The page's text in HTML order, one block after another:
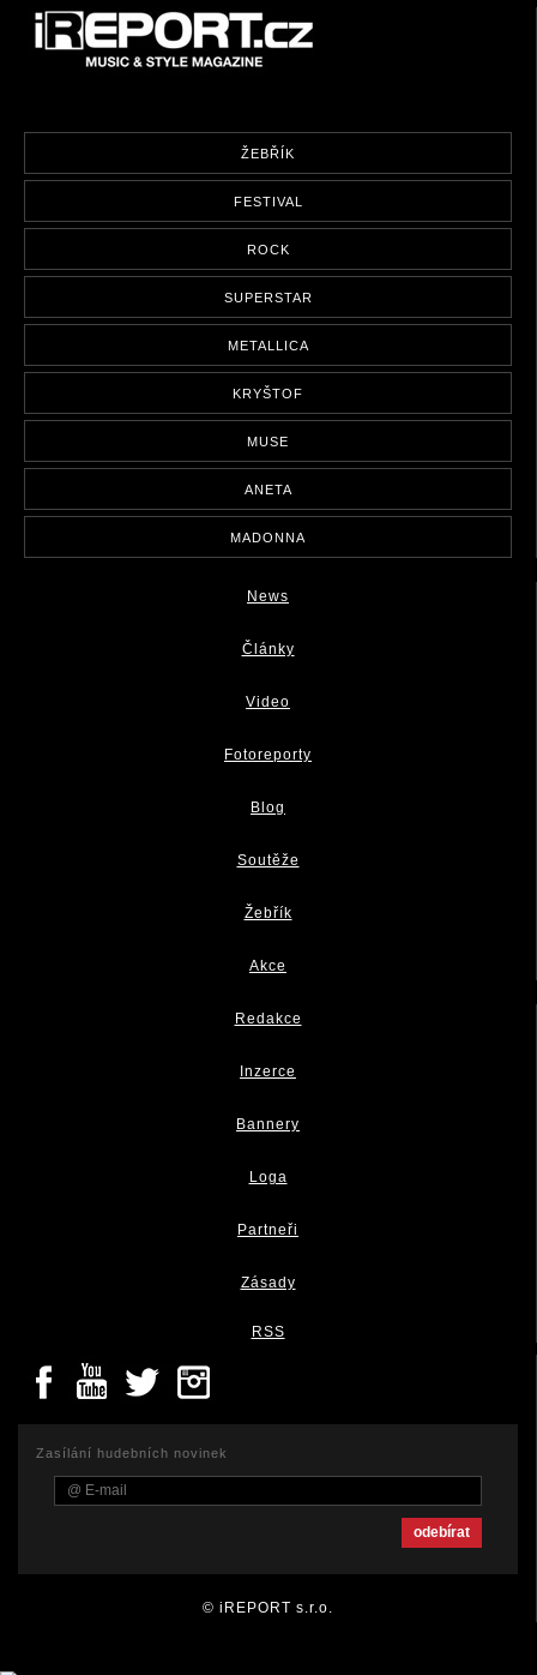
ŽEBŘÍK
FESTIVAL
ROCK
SUPERSTAR
METALLICA
KRYŠTOF
MUSE
ANETA
MADONNA
News
Články
Video
Fotoreporty
Blog
Soutěže
Žebřík
Akce
Redakce
Inzerce
Bannery
Loga
Partneři
Zásady
RSS
Zasílání hudebních novinek
© iREPORT s.r.o.